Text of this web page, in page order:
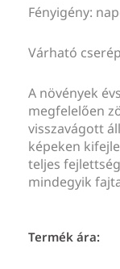
Fényigény:
Várható
A növények
megfelelően
visszavágott
képeken
teljes
mindegyik
Termék ára: